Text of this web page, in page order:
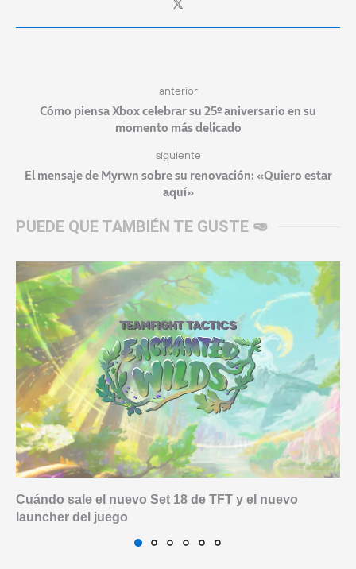
anterior
Cómo piensa Xbox celebrar su 25º aniversario en su
momento más delicado
siguiente
El mensaje de Myrwn sobre su renovación: «Quiero estar
aquí»
PUEDE QUE TAMBIÉN TE GUSTE 🥑
Cuándo sale el nuevo Set 18 de TFT y el nuevo
launcher del juego